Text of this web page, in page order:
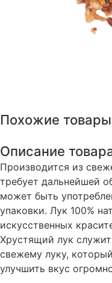
Похожие товары
Описание
Производится из
требует дальнейшей
может быть
упаковки. Лук 100%
искусственных
Хрустящий лук
свежему луку,
улучшить вкус